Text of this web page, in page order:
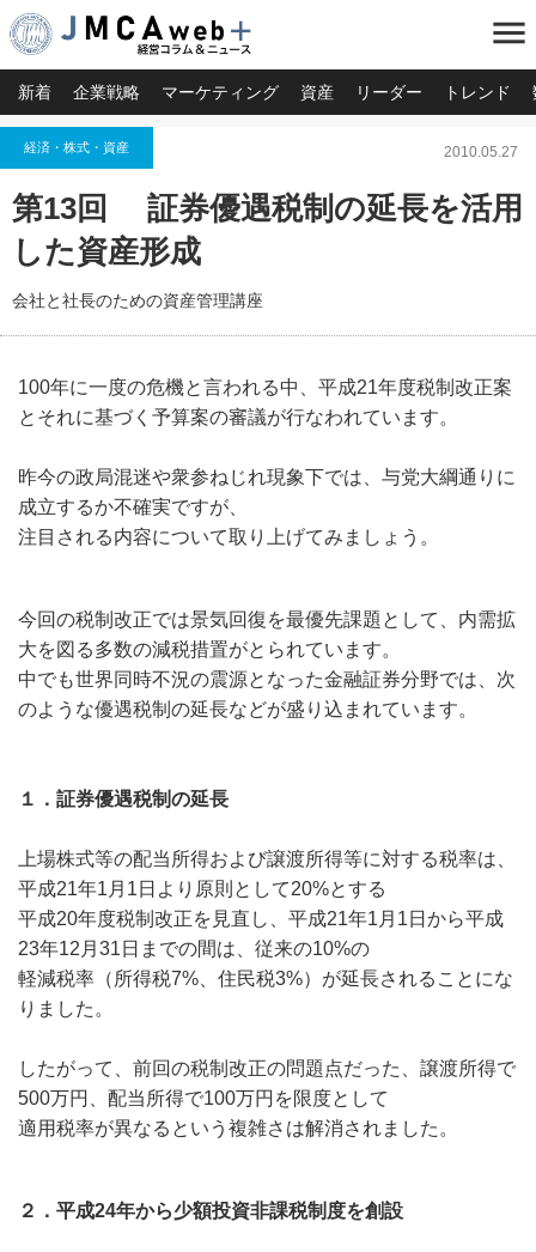
menu
新着 企業戦略 マーケティング 資産 リーダー トレンド
経済・株式・資産 2010.05.27
第13回 証券優遇税制の延長を活用
した資産形成
会社と社長のための資産管理講座
100年に一度の危機と言われる中、平成21年度税制改正案
とそれに基づく予算案の審議が行なわれています。
昨今の政局混迷や衆参ねじれ現象下では、与党大綱通りに
成立するか不確実ですが、
注目される内容について取り上げてみましょう。
今回の税制改正では景気回復を最優先課題として、内需拡
大を図る多数の減税措置がとられています。
中でも世界同時不況の震源となった金融証券分野では、次
のような優遇税制の延長などが盛り込まれています。
１．証券優遇税制の延長
上場株式等の配当所得および譲渡所得等に対する税率は、
平成21年1月1日より原則として20%とする
平成20年度税制改正を見直し、平成21年1月1日から平成
23年12月31日までの間は、従来の10%の
軽減税率（所得税7%、住民税3%）が延長されることにな
りました。
したがって、前回の税制改正の問題点だった、譲渡所得で
500万円、配当所得で100万円を限度として
適用税率が異なるという複雑さは解消されました。
２．平成24年から少額投資非課税制度を創設